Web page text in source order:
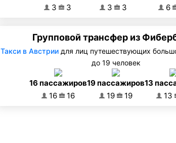
3
3
3
3
6
Групповой трансфер из
Такси в Австриидля лиц путешествующих
до 19 человек
16 пассажиров
16
16
19 пассажиров
19
19
13
13